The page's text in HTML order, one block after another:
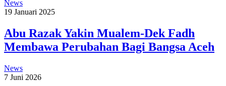
News
19 Januari 2025
Abu Razak Yakin Mualem-Dek Fadh
Membawa Perubahan Bagi Bangsa Aceh
News
7 Juni 2026